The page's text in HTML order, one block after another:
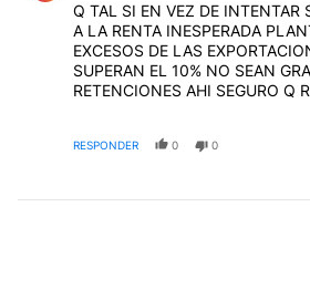
Q TAL SI EN VEZ DE INTENTAR SACAR 1 IMPUESTO +
A LA RENTA INESPERADA
EXCESOS DE LAS
SUPERAN EL 10% NO SEAN
RETENCIONES AHI SEGURO Q RECAUDAN + DE
1000M US$ ( hecho poco
INTELIGENTE XA Q LA PUEDAN
LO HARIAN PAISES COMO
RESPONDER 0 0